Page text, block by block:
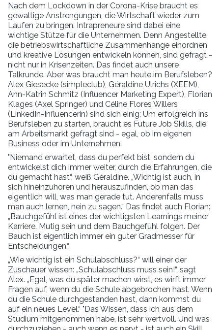
Nach dem Lockdown in der Corona-Krise braucht es
gewaltige Anstrengungen, die Wirtschaft wieder zum
Laufen zu bringen. Intrapreneure sind dabei eine
wichtige Stütze für die Unternehmen. Denn Angestellte,
die betriebswirtschaftliche Zusammenhänge einordnen
und kreative Lösungen entwickeln können, sind gefragt -
nicht nur in Krisenzeiten. Das findet auch unsere
Talkrunde. Aber was braucht man heute im Berufsleben?
Alex Giesecke (simpleclub), Géraldine Ulrichs (XEEM),
Ann-Katrin Schmitz (Influencer Marketing Expert), Florian
Klages (Axel Springer) und Céline Flores Willers
(LinkedIn-Influencerin) sind sich einig: Um erfolgreich ins
Berufsleben zu starten, braucht es Future Job Skills, die
am Arbeitsmarkt gefragt sind - egal, ob im eigenen
Business oder im Unternehmen.
"Niemand erwartet, dass du perfekt bist, sondern du
entwickelst dich immer weiter, durch die Erfahrungen, die
du gemacht hast“, weiß Géraldine. „Wichtig ist auch, in
sich hineinzuhören und herauszufinden, ob man das
eigentlich will, was man gerade tut. Anderenfalls muss
man auch lernen, nein zu sagen.“ Das findet auch Florian:
„Bauchgefühl ist eines der wichtigsten Learnings meiner
Karriere. Mutig sein und dem Bauchgefühl folgen. Der
Bauch ist eigentlich immer ein guter Gradmesser für
Entscheidungen.“
„Wie wichtig ist ein Schulabschluss?“ will einer der
Zuschauer wissen: „Schulabschluss muss sein!“, sagt
Alex. „Egal, was du später machen wirst, es wirft immer
Fragen auf, wenn du die Schule abgebrochen hast. Wenn
du die Schule durchgestanden hast, dann kommst du
auf ein neues Level.“ "Das Wissen, dass ich aus dem
Studium mitgenommen habe, ist sehr wertvoll. Und was